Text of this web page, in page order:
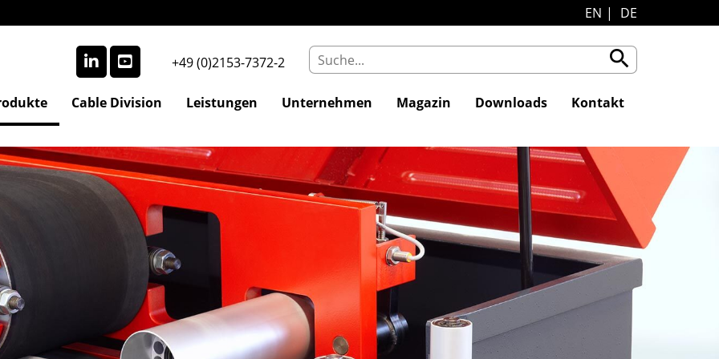
EN DE
+49 (0)2153-7372-2 search
Cable Division Leistungen Unternehmen Magazin Downloads Kontakt